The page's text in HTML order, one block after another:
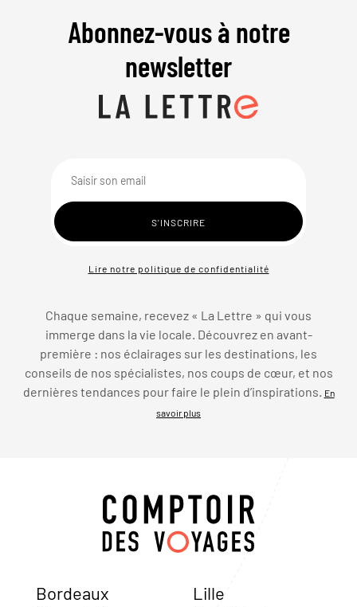
Abonnez-vous à notre
newsletter
Lire notre politique de confidentialité
Chaque semaine, recevez « La Lettre » qui vous
immerge dans la vie locale. Découvrez en avant-
première : nos éclairages sur les destinations, les
conseils de nos spécialistes, nos coups de cœur, et nos
dernières tendances pour faire le plein d’inspirations.
En
savoir plus
Bordeaux Lille